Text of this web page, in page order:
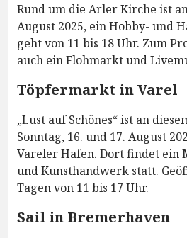
Rund um die Arler Kirche ist
August 2025, ein Hobby- und
geht von 11 bis 18 Uhr. Zum
auch ein Flohmarkt und
Töpfermarkt in Varel
„Lust auf Schönes“ ist an
Sonntag, 16. und 17. August
Vareler Hafen. Dort findet
und Kunsthandwerk statt.
Tagen von 11 bis 17 Uhr.
Sail in Bremerhaven